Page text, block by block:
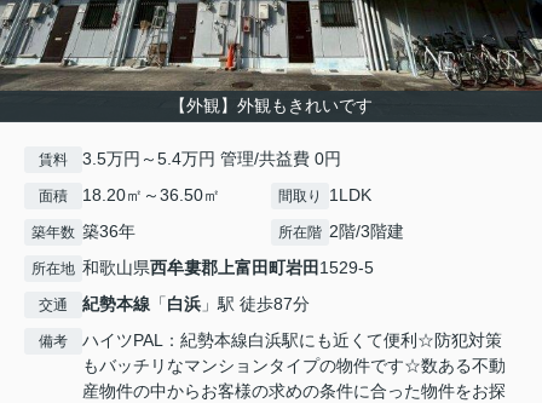
【外観】外観もきれいです
賃料 3.5万円～5.4万円 管理/共益費 0円
面積 18.20㎡～36.50㎡ 間取り 1LDK
築年数 築36年 所在階 2階/3階建
所在地 和歌山県西牟婁郡上富田町岩田 1529-5
交通 紀勢本線 「白浜 」駅 徒歩87分
備考
ハイツPAL：紀勢本線白浜駅にも近くて便利☆防犯対策
もバッチリなマンションタイプの物件です☆数ある不動
産物件の中からお客様の求めの条件に合った物件をお探